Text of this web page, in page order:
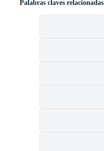
Palabras claves relacionadas